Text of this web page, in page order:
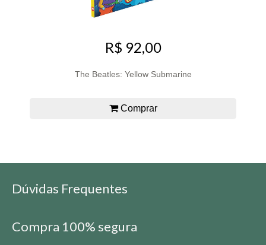
R$ 92,00
The Beatles: Yellow Submarine
Comprar
Dúvidas Frequentes
Compra 100% segura